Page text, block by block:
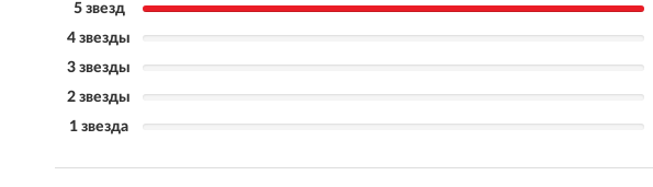
5 звезд
4 звезды
3 звезды
2 звезды
1 звезда